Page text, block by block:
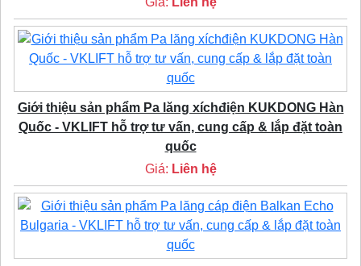
Giới thiệu sản phẩm Pa lăng xíchđiện KUKDONG Hàn
Quốc - VKLIFT hỗ trợ tư vấn, cung cấp & lắp đặt toàn
quốc
Giá: Liên hệ